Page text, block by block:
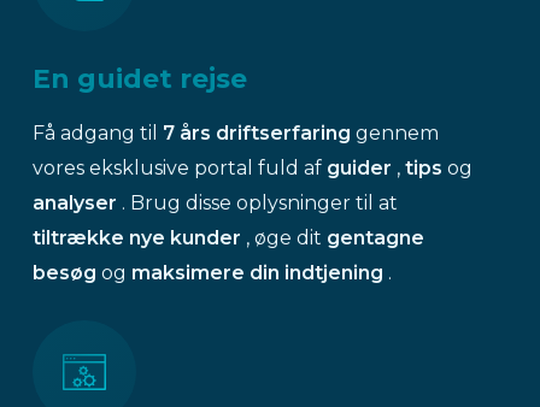
En guidet rejse
Få adgang til 7 års driftserfaring gennem
vores eksklusive portal fuld af guider ,tips og
analyser . Brug disse oplysninger til at
tiltrække nye kunder , øge dit gentagne
besøg og maksimere din indtjening .